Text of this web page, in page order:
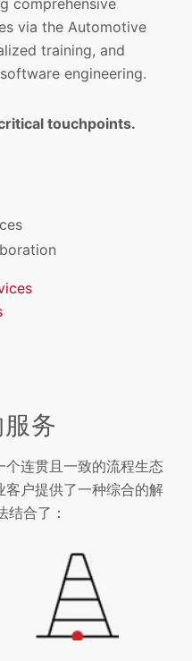
via the Automotive
training, and
engineering.
touchpoints.
务
连贯且一致的流程生态
客户提供了一种综合的解
结合了：